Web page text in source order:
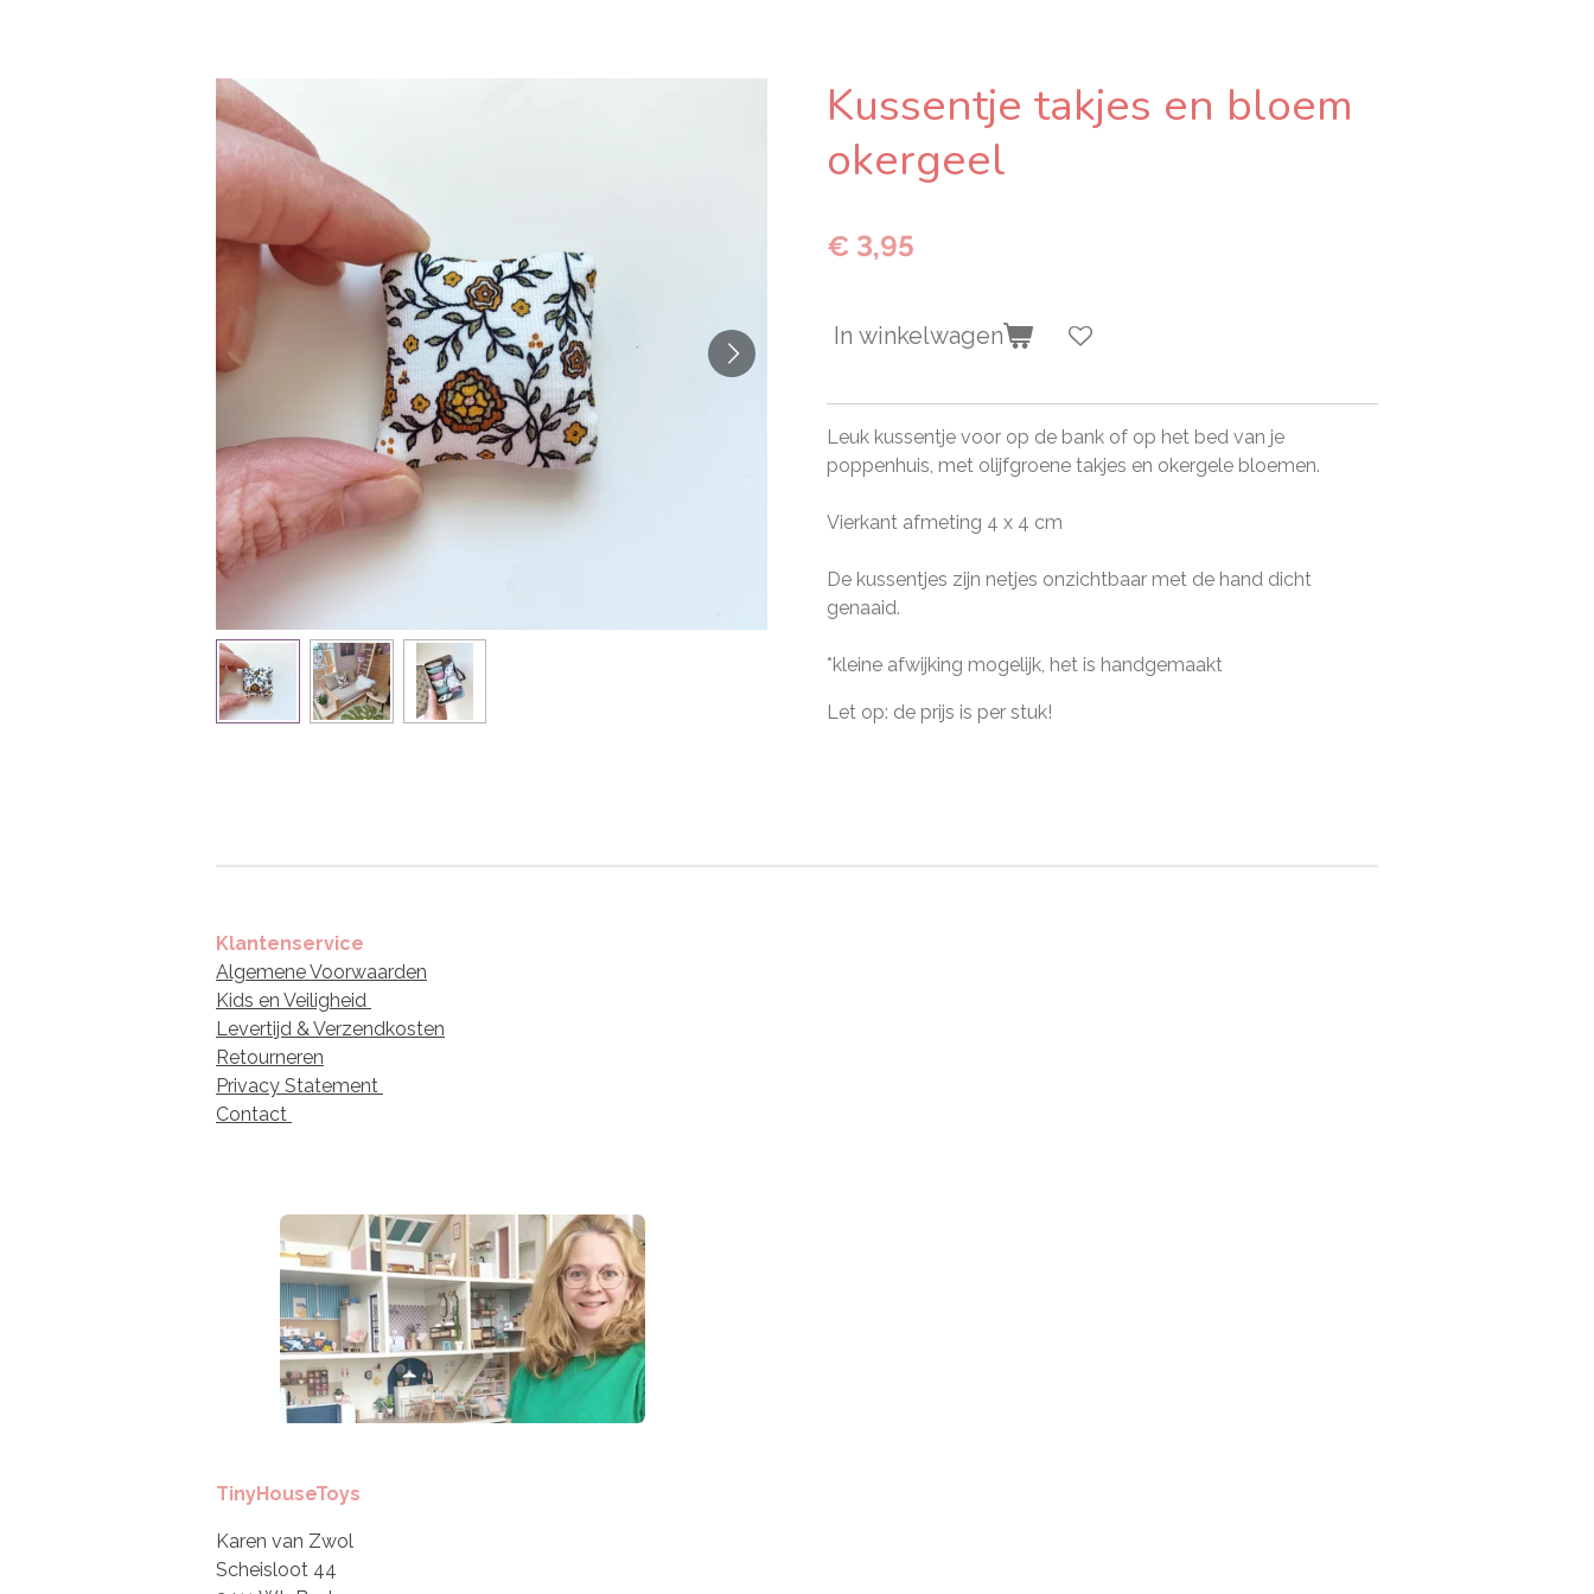
Kussentje takjes en bloem
okergeel
€ 3,95
In winkelwagen
Leuk kussentje voor op de bank of op het bed van je
poppenhuis, met olijfgroene takjes en okergele bloemen.
Vierkant afmeting 4 x 4 cm
De kussentjes zijn netjes onzichtbaar met de hand dicht
genaaid.
*kleine afwijking mogelijk, het is handgemaakt
Let op: de prijs is per stuk!
Klantenservice
Algemene Voorwaarden
Kids en Veiligheid
Levertijd & Verzendkosten
Retourneren
Privacy Statement
Contact
TinyHouseToys
Karen van Zwol
Scheisloot 44